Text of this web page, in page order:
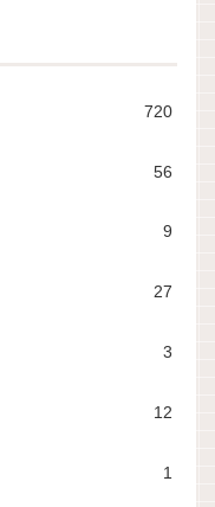
720
56
9
27
3
12
1